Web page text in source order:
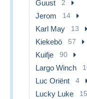
Guust 2
Jerom 14
Karl May 13
Kiekebö 57
Kuifje 90
Largo Winch
Luc Oriënt 4
Lucky Luke 15